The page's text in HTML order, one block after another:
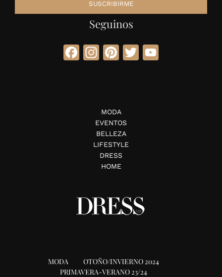
Seguinos
Facebook
Instagram
Pinterest
Twitter
MODA
EVENTOS
BELLEZA
LIFESTYLE
DRESS
HOME
MODA
OTOÑO/INVIERNO 2024
PRIMAVERA-VERANO 23/24